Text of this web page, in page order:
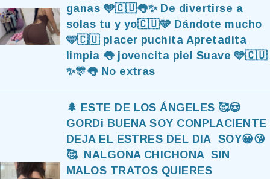
ganas 🩵🇨🇺👅✨ De divertirse a
solas tu y yo🇨🇺🩵 Dándote mucho
🩵🇨🇺 placer puchita Apretadita
limpia 👅 jovencita piel Suave 🩵🇨🇺
✨🎊👅 No extras
🌲 ESTE DE LOS ÁNGELES 🥰😍
GORDi BUENA SOY CONPLACIENTE
DEJA EL ESTRES DEL DIA SOY😀😘
🥰 NALGONA CHICHONA SIN
MALOS TRATOS QUIERES